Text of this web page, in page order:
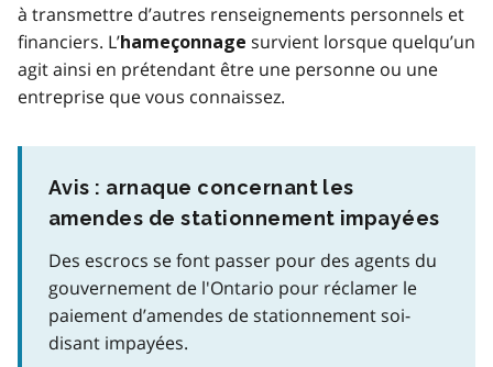
à transmettre d’autres renseignements personnels et
financiers. L’hameçonnage survient lorsque quelqu’un
agit ainsi en prétendant être une personne ou une
entreprise que vous connaissez.
Avis : arnaque concernant les
amendes de stationnement impayées
Des escrocs se font passer pour des agents du
gouvernement de l'Ontario pour réclamer le
paiement d’amendes de stationnement soi-
disant impayées.